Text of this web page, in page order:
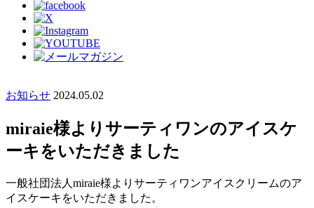
お知らせ 2024.05.02
miraie様よりサーティワンのアイスケ
ーキをいただきました
一般社団法人miraie様よりサーティワンアイスクリームのア
イスケーキをいただきました。